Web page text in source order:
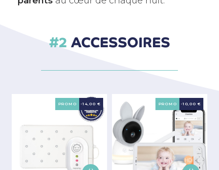
ACCESSOIRES
PROMO -14,00 € PROMO -10,00 €